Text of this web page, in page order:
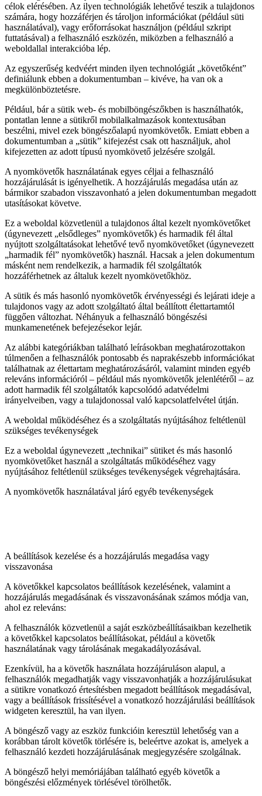
Tiếng Việt
célok elérésében. Az ilyen technológiák lehetővé teszik a tulajdonos
számára, hogy hozzáférjen és tároljon információkat (például süti
használatával), vagy erőforrásokat használjon (például szkript
futtatásával) a felhasználó eszközén, miközben a felhasználó a
weboldallal interakcióba lép.
Az egyszerűség kedvéért minden ilyen technológiát „követőként”
definiálunk ebben a dokumentumban – kivéve, ha van ok a
megkülönböztetésre.
Például, bár a sütik web- és mobilböngészőkben is használhatók,
pontatlan lenne a sütikről mobilalkalmazások kontextusában
beszélni, mivel ezek böngészőalapú nyomkövetők. Emiatt ebben a
dokumentumban a „sütik” kifejezést csak ott használjuk, ahol
kifejezetten az adott típusú nyomkövető jelzésére szolgál.
A nyomkövetők használatának egyes céljai a felhasználó
hozzájárulását is igényelhetik. A hozzájárulás megadása után az
bármikor szabadon visszavonható a jelen dokumentumban megadott
utasításokat követve.
Ez a weboldal közvetlenül a tulajdonos által kezelt nyomkövetőket
(úgynevezett „elsődleges” nyomkövetők) és harmadik fél által
nyújtott szolgáltatásokat lehetővé tevő nyomkövetőket (úgynevezett
„harmadik fél” nyomkövetők) használ. Hacsak a jelen dokumentum
másként nem rendelkezik, a harmadik fél szolgáltatók
hozzáférhetnek az általuk kezelt nyomkövetőkhöz.
A sütik és más hasonló nyomkövetők érvényességi és lejárati ideje a
tulajdonos vagy az adott szolgáltató által beállított élettartamtól
függően változhat. Néhányuk a felhasználó böngészési
munkamenetének befejezésekor lejár.
Az alábbi kategóriákban található leírásokban meghatározottakon
túlmenően a felhasználók pontosabb és naprakészebb információkat
találhatnak az élettartam meghatározásáról, valamint minden egyéb
releváns információról – például más nyomkövetők jelenlétéről – az
adott harmadik fél szolgáltatók kapcsolódó adatvédelmi
irányelveiben, vagy a tulajdonossal való kapcsolatfelvétel útján.
A weboldal működéséhez és a szolgáltatás nyújtásához feltétlenül
szükséges tevékenységek
Ez a weboldal úgynevezett „technikai” sütiket és más hasonló
nyomkövetőket használ a szolgáltatás működéséhez vagy
nyújtásához feltétlenül szükséges tevékenységek végrehajtására.
A nyomkövetők használatával járó egyéb tevékenységek
A beállítások kezelése és a hozzájárulás megadása vagy
visszavonása
A követőkkel kapcsolatos beállítások kezelésének, valamint a
hozzájárulás megadásának és visszavonásának számos módja van,
ahol ez releváns:
A felhasználók közvetlenül a saját eszközbeállításaikban kezelhetik
a követőkkel kapcsolatos beállításokat, például a követők
használatának vagy tárolásának megakadályozásával.
Ezenkívül, ha a követők használata hozzájáruláson alapul, a
felhasználók megadhatják vagy visszavonhatják a hozzájárulásukat
a sütikre vonatkozó értesítésben megadott beállítások megadásával,
vagy a beállítások frissítésével a vonatkozó hozzájárulási beállítások
widgeten keresztül, ha van ilyen.
A böngésző vagy az eszköz funkcióin keresztül lehetőség van a
korábban tárolt követők törlésére is, beleértve azokat is, amelyek a
felhasználó kezdeti hozzájárulásának megjegyzésére szolgálnak.
A böngésző helyi memóriájában található egyéb követők a
böngészési előzmények törlésével törölhetők.